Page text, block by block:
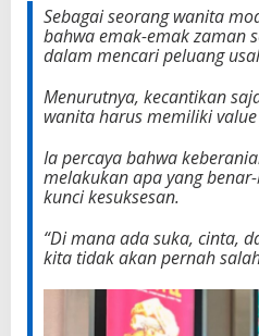
Sebagai seorang wanita
bahwa emak-emak zaman
dalam mencari peluang
Menurutnya, kecantikan
wanita harus memiliki
Ia percaya bahwa
melakukan apa yang
kunci kesuksesan.
“Di mana ada suka, cinta,
kita tidak akan pernah